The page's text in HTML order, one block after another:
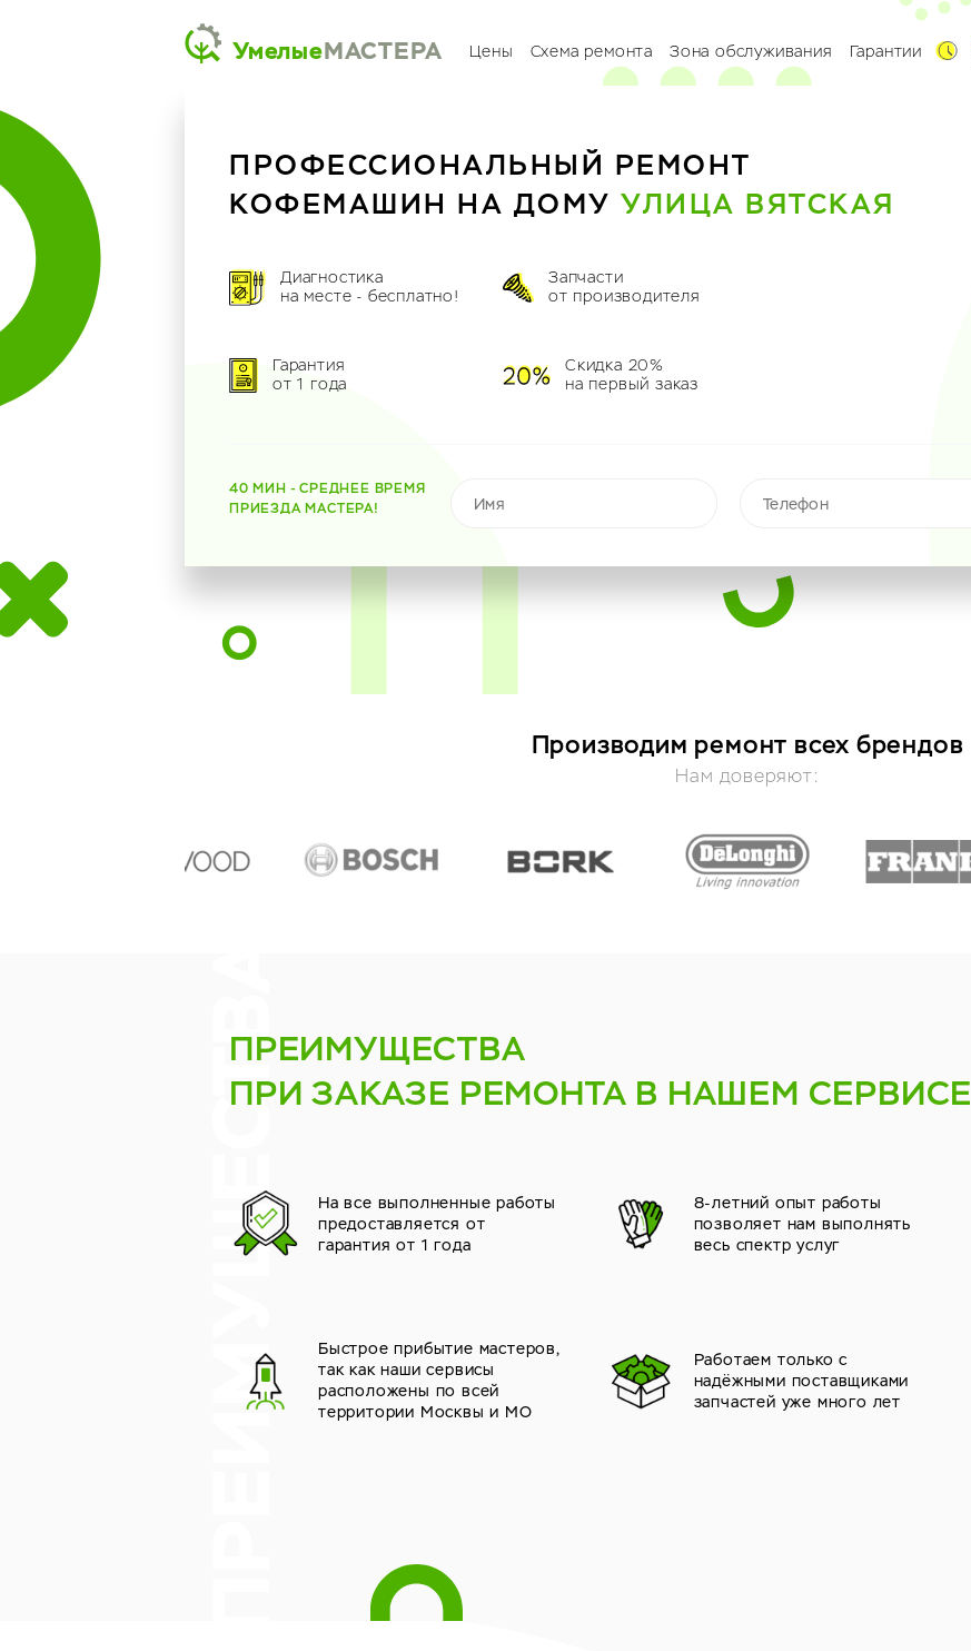
УмелыеМАСТЕРА Цены Схема ремонта Зона обслуживания Гарантии
ПРОФЕССИОНАЛЬНЫЙ РЕМОНТ
КОФЕМАШИН НА ДОМУ УЛИЦА ВЯТСКАЯ
Диагностика
на месте - бесплатно!
Запчасти
от производителя
Гарантия
от 1 года
Скидка 20%
на первый заказ
40 МИН - СРЕДНЕЕ ВРЕМЯ
ПРИЕЗДА МАСТЕРА!
Производим ремонт всех брендов
Нам доверяют:
ПРЕИМУЩЕСТВА
ПРИ ЗАКАЗЕ РЕМОНТА В НАШЕМ СЕРВИСЕ
На все выполненные работы
предоставляется от
гарантия от 1 года
8-летний опыт работы
позволяет нам выполнять
весь спектр услуг
Быстрое прибытие мастеров,
так как наши сервисы
расположены по всей
территории Москвы и МО
Работаем только с
надёжными поставщиками
запчастей уже много лет